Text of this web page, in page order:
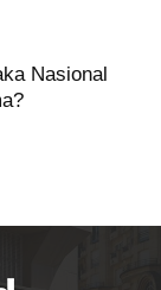
Nasional